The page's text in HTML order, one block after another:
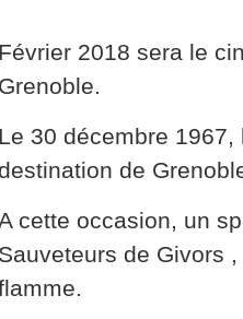
Février 2018 sera le
Grenoble.
Le 30 décembre
de
cette occasion, un
Sauveteurs de Givors